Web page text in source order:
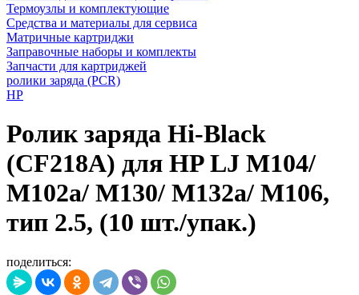
Термоузлы и комплектующие
Средства и материалы для сервиса
Матричные картриджи
Заправочные наборы и комплекты
Запчасти для картриджей
ролики заряда (PCR)
HP
Ролик заряда Hi-Black
(CF218A) для HP LJ M104/
M102a/ M130/ M132a/ M106,
тип 2.5, (10 шт./упак.)
поделиться: